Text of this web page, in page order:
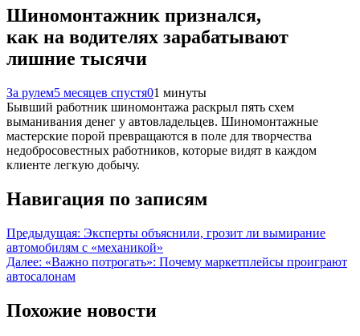
Шиномонтажник признался,
как на водителях зарабатывают
лишние тысячи
За рулем5 месяцев спустя01 минуты
Бывший работник шиномонтажа раскрыл пять схем
выманивания денег у автовладельцев. Шиномонтажные
мастерские порой превращаются в поле для творчества
недобросовестных работников, которые видят в каждом
клиенте легкую добычу.
Навигация по записям
Предыдущая: Эксперты объяснили, грозит ли вымирание
автомобилям с «механикой»
Далее: «Важно потрогать»: Почему маркетплейсы проиграют
автосалонам
Похожие новости